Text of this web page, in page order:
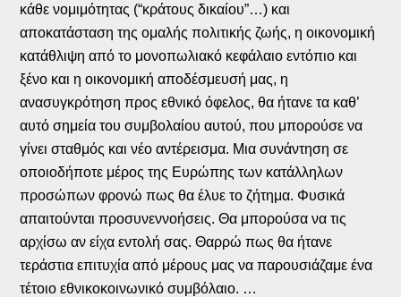
κάθε νομιμότητας (“κράτους δικαίου”…) και
αποκατάσταση της ομαλής πολιτικής ζωής, η οικονομική
κατάθλιψη από το μονοπωλιακό κεφάλαιο εντόπιο και
ξένο και η οικονομική αποδέσμευσή μας, η
ανασυγκρότηση προς εθνικό όφελος, θα ήτανε τα καθ’
αυτό σημεία του συμβολαίου αυτού, που μπορούσε να
γίνει σταθμός και νέο αντέρεισμα. Μια συνάντηση σε
οποιοδήποτε μέρος της Ευρώπης των κατάλληλων
προσώπων φρονώ πως θα έλυε το ζήτημα. Φυσικά
απαιτούνται προσυνεννοήσεις. Θα μπορούσα να τις
αρχίσω αν είχα εντολή σας. Θαρρώ πως θα ήτανε
τεράστια επιτυχία από μέρους μας να παρουσιάζαμε ένα
τέτοιο εθνικοκοινωνικό συμβόλαιο. …